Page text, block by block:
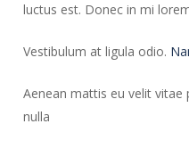
luctus est. Donec in mi
Vestibulum at ligula odio.
Aenean mattis eu velit
nulla